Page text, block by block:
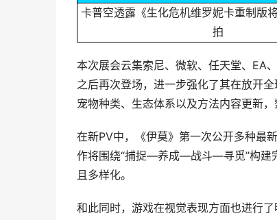
卡普空透露《生化危机维罗妮卡重制版
拍
本次展会云集索尼、微软、任天堂、EA
之后再次登场，进一步强化了其在放开
宠物种类、生态体系以及方法内容更新
在新PV中，《伊莫》第一次公开多种最
作将围绕“捕捉—养成—战斗—寻觅”构建
且多样化。
和此同时，游戏在视觉表现方面也进行